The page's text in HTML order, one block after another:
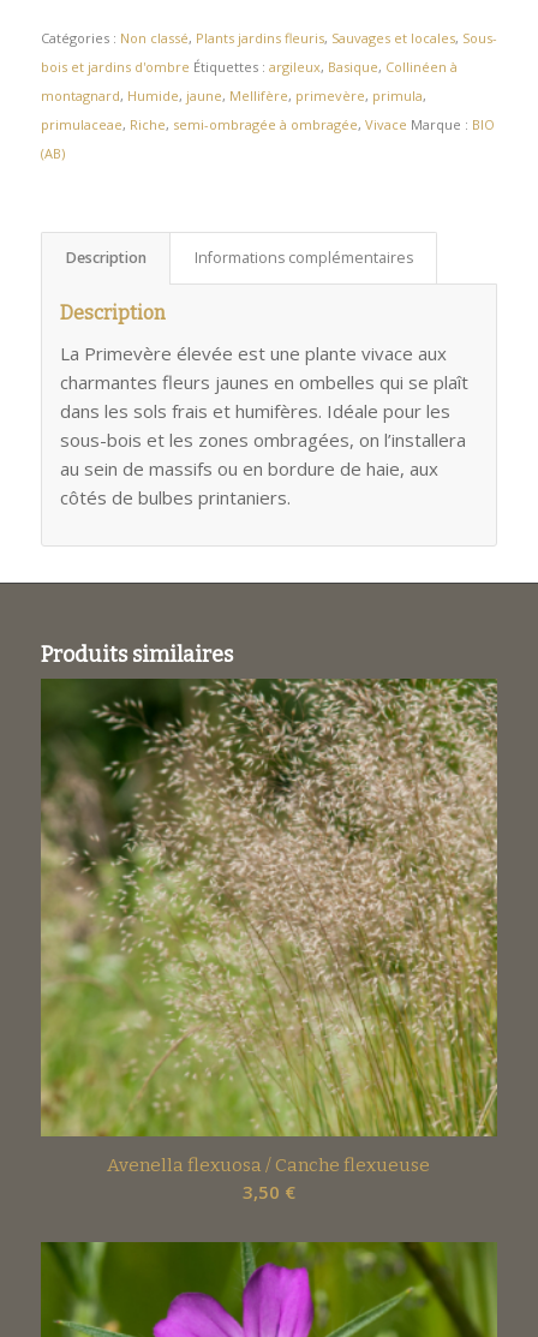
Catégories : Non classé, Plants jardins fleuris, Sauvages et locales, Sous-
bois et jardins d'ombre Étiquettes : argileux, Basique, Collinéen à
montagnard, Humide, jaune, Mellifère, primevère, primula,
primulaceae, Riche, semi-ombragée à ombragée, Vivace Marque : BIO
(AB)
Description Informations complémentaires
Description
La Primevère élevée est une plante vivace aux
charmantes fleurs jaunes en ombelles qui se plaît
dans les sols frais et humifères. Idéale pour les
sous-bois et les zones ombragées, on l’installera
au sein de massifs ou en bordure de haie, aux
côtés de bulbes printaniers.
Produits similaires
Avenella flexuosa / Canche flexueuse
3,50 €